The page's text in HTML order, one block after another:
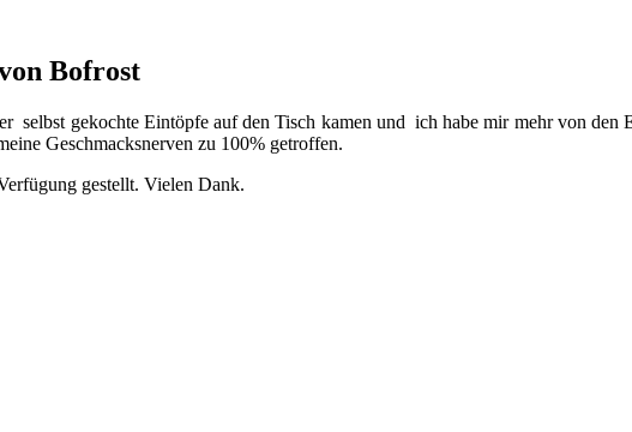
Bofrost
selbst gekochte Eintöpfe auf den Tisch kamen und ich habe mir mehr von
Geschmacksnerven zu 100% getroffen.
gestellt. Vielen Dank.